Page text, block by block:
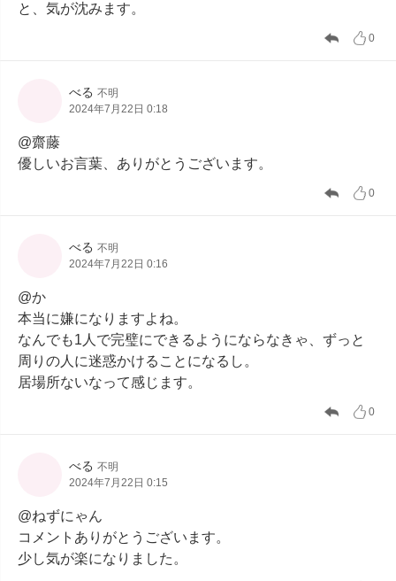
と、気が沈みます。
0
べる 不明
2024年7月22日 0:18
@齋藤
優しいお言葉、ありがとうございます。
0
べる 不明
2024年7月22日 0:16
@か
本当に嫌になりますよね。
なんでも1人で完璧にできるようにならなきゃ、ずっと
周りの人に迷惑かけることになるし。
居場所ないなって感じます。
0
べる 不明
2024年7月22日 0:15
@ねずにゃん
コメントありがとうございます。
少し気が楽になりました。